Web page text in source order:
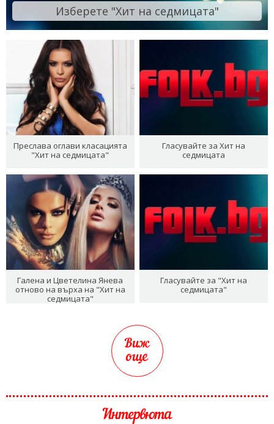
Изберете "Хит на седмицата"
Преслава оглави класацията
"Хит на седмицата"
Гласувайте за Хит на
седмицата
Галена и Цветелина Янева
отново на върха на "Хит на
седмицата"
Гласувайте за "Хит на
седмицата"
Виж
още
Интервюта